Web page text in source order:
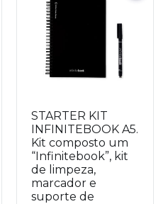
STARTER KIT
INFINITEBOOK A5.
Kit composto um
“Infinitebook”, kit
de limpeza,
marcador e
suporte de